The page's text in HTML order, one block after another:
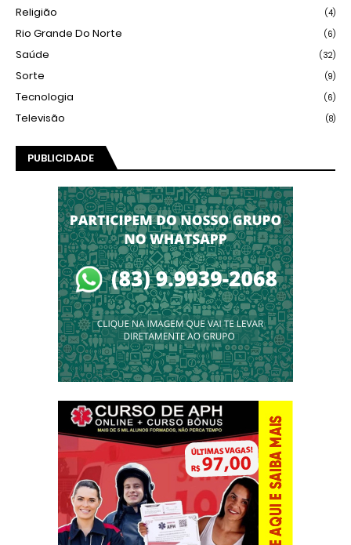
Religião (4)
Rio Grande Do Norte (6)
Saúde (32)
Sorte (9)
Tecnologia (6)
Televisão (8)
PUBLICIDADE